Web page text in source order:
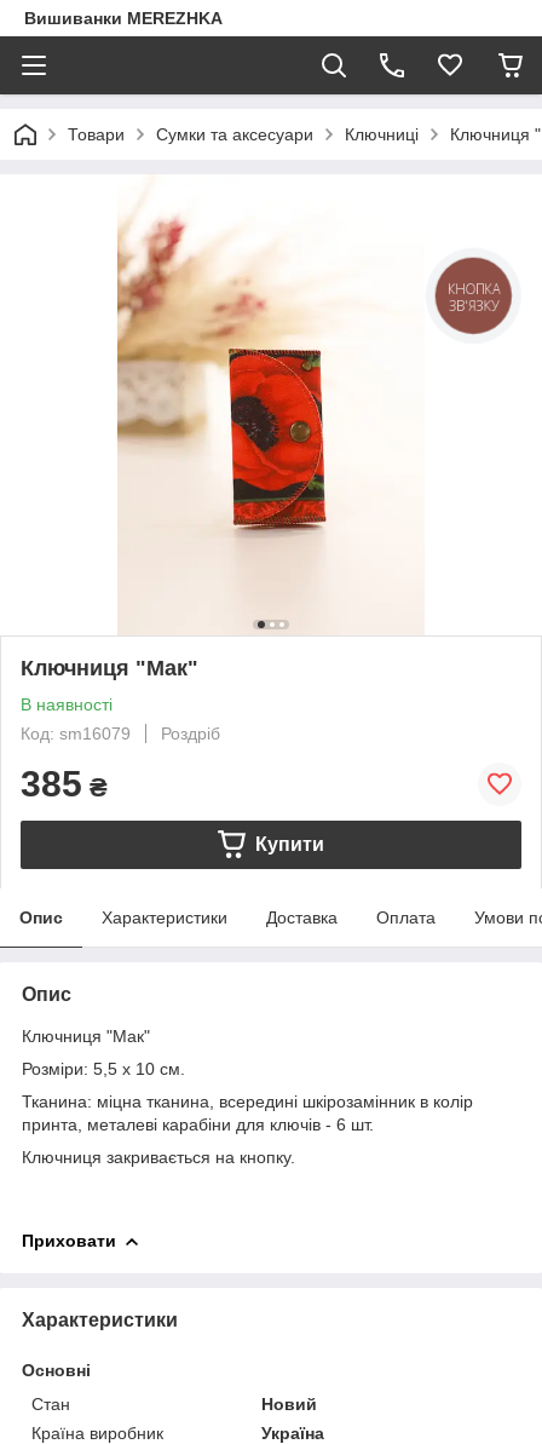
Вишиванки MEREZHKA
Товари Сумки та аксесуари Ключниці Ключниця
Ключниця "Мак"
В наявності
Код: sm16079
Роздріб
385 ₴
Купити
Опис Характеристики Доставка Оплата Умови
Опис
Ключниця "Мак"
Розміри: 5,5 х 10 см.
Тканина: міцна тканина, всередині шкірозамінник в колір
принта, металеві карабіни для ключів - 6 шт.
Ключниця закривається на кнопку.
Приховати
Характеристики
Основні
Стан
Новий
Країна виробник
Україна
КНОПКА
ЗВ'ЯЗКУ